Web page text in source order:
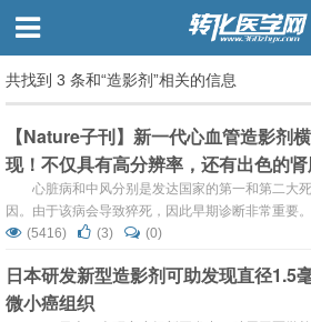
共找到 3 条和“造影剂”相关的信息
【Nature子刊】新一代心血管造影剂
现！不仅具有高分辨率，还有出色的
除率心脏病和中风分别是发达国家的第一和第二大
因。由于该病会导致猝死，因此早期诊断非常重要。
磁共振成像（MRI）技术被广泛运用于识别血管的狭
示高分辨率3D微血管成像。 该研究表在《Nature
Biomedical Engineering》期刊上，题为...
(5416) (3) (0)
日本研发新型造影剂可助发现直径1.5
微小癌组织